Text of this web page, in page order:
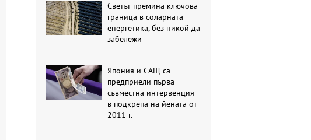
Светът премина ключова
граница в соларната
енергетика, без никой да
забележи
Япония и САЩ са
предприели първа
съвместна интервенция
в подкрепа на йената от
2011 г.